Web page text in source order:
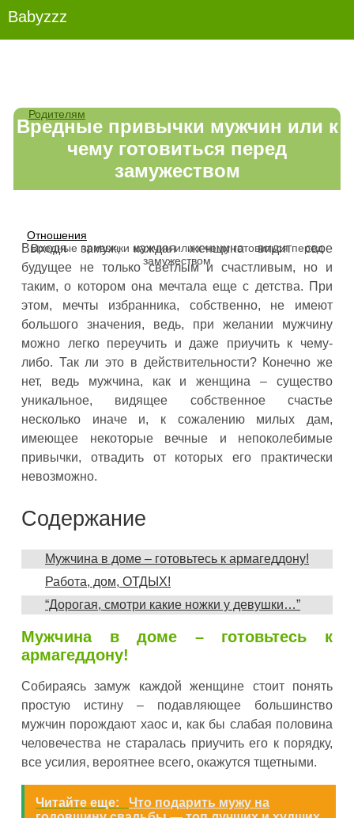
Babyzzz
Родителям
Отношения
Вредные привычки мужчин или к чему готовиться перед
замужеством
Вредные привычки мужчин или к
чему готовиться перед
замужеством
Выходя замуж, каждая женщина видит свое
будущее не только светлым и счастливым, но и
таким, о котором она мечтала еще с детства. При
этом, мечты избранника, собственно, не имеют
большого значения, ведь, при желании мужчину
можно легко переучить и даже приучить к чему-
либо. Так ли это в действительности? Конечно же
нет, ведь мужчина, как и женщина – существо
уникальное, видящее собственное счастье
несколько иначе и, к сожалению милых дам,
имеющее некоторые вечные и непоколебимые
привычки, отвадить от которых его практически
невозможно.
Содержание
Мужчина в доме – готовьтесь к армагеддону!
Работа, дом, ОТДЫХ!
“Дорогая, смотри какие ножки у девушки…”
Мужчина в доме – готовьтесь к
армагеддону!
Собираясь замуж каждой женщине стоит понять
простую истину – подавляющее большинство
мужчин порождают хаос и, как бы слабая половина
человечества не старалась приучить его к порядку,
все усилия, вероятнее всего, окажутся тщетными.
Читайте еще:
Что подарить мужу на